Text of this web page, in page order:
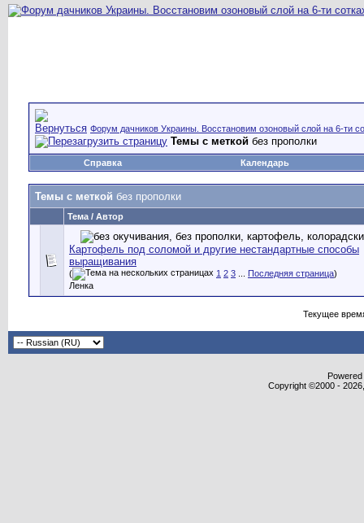
Форум дачников Украины. Восстановим озоновый слой на 6-ти
Темы с меткой без прополки
Справка Календарь
Темы с меткой без прополки
Тема / Автор
Картофель под соломой и другие нестандартные способы
выращивания
( 1 2 3 Последняя страница)
Ленка
Текущее
Copyright ©2000 -